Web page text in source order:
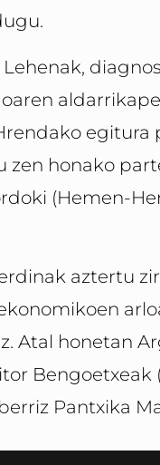
egitura
honako
(Hemen-
aztertu
Atal honetan
Pantxika